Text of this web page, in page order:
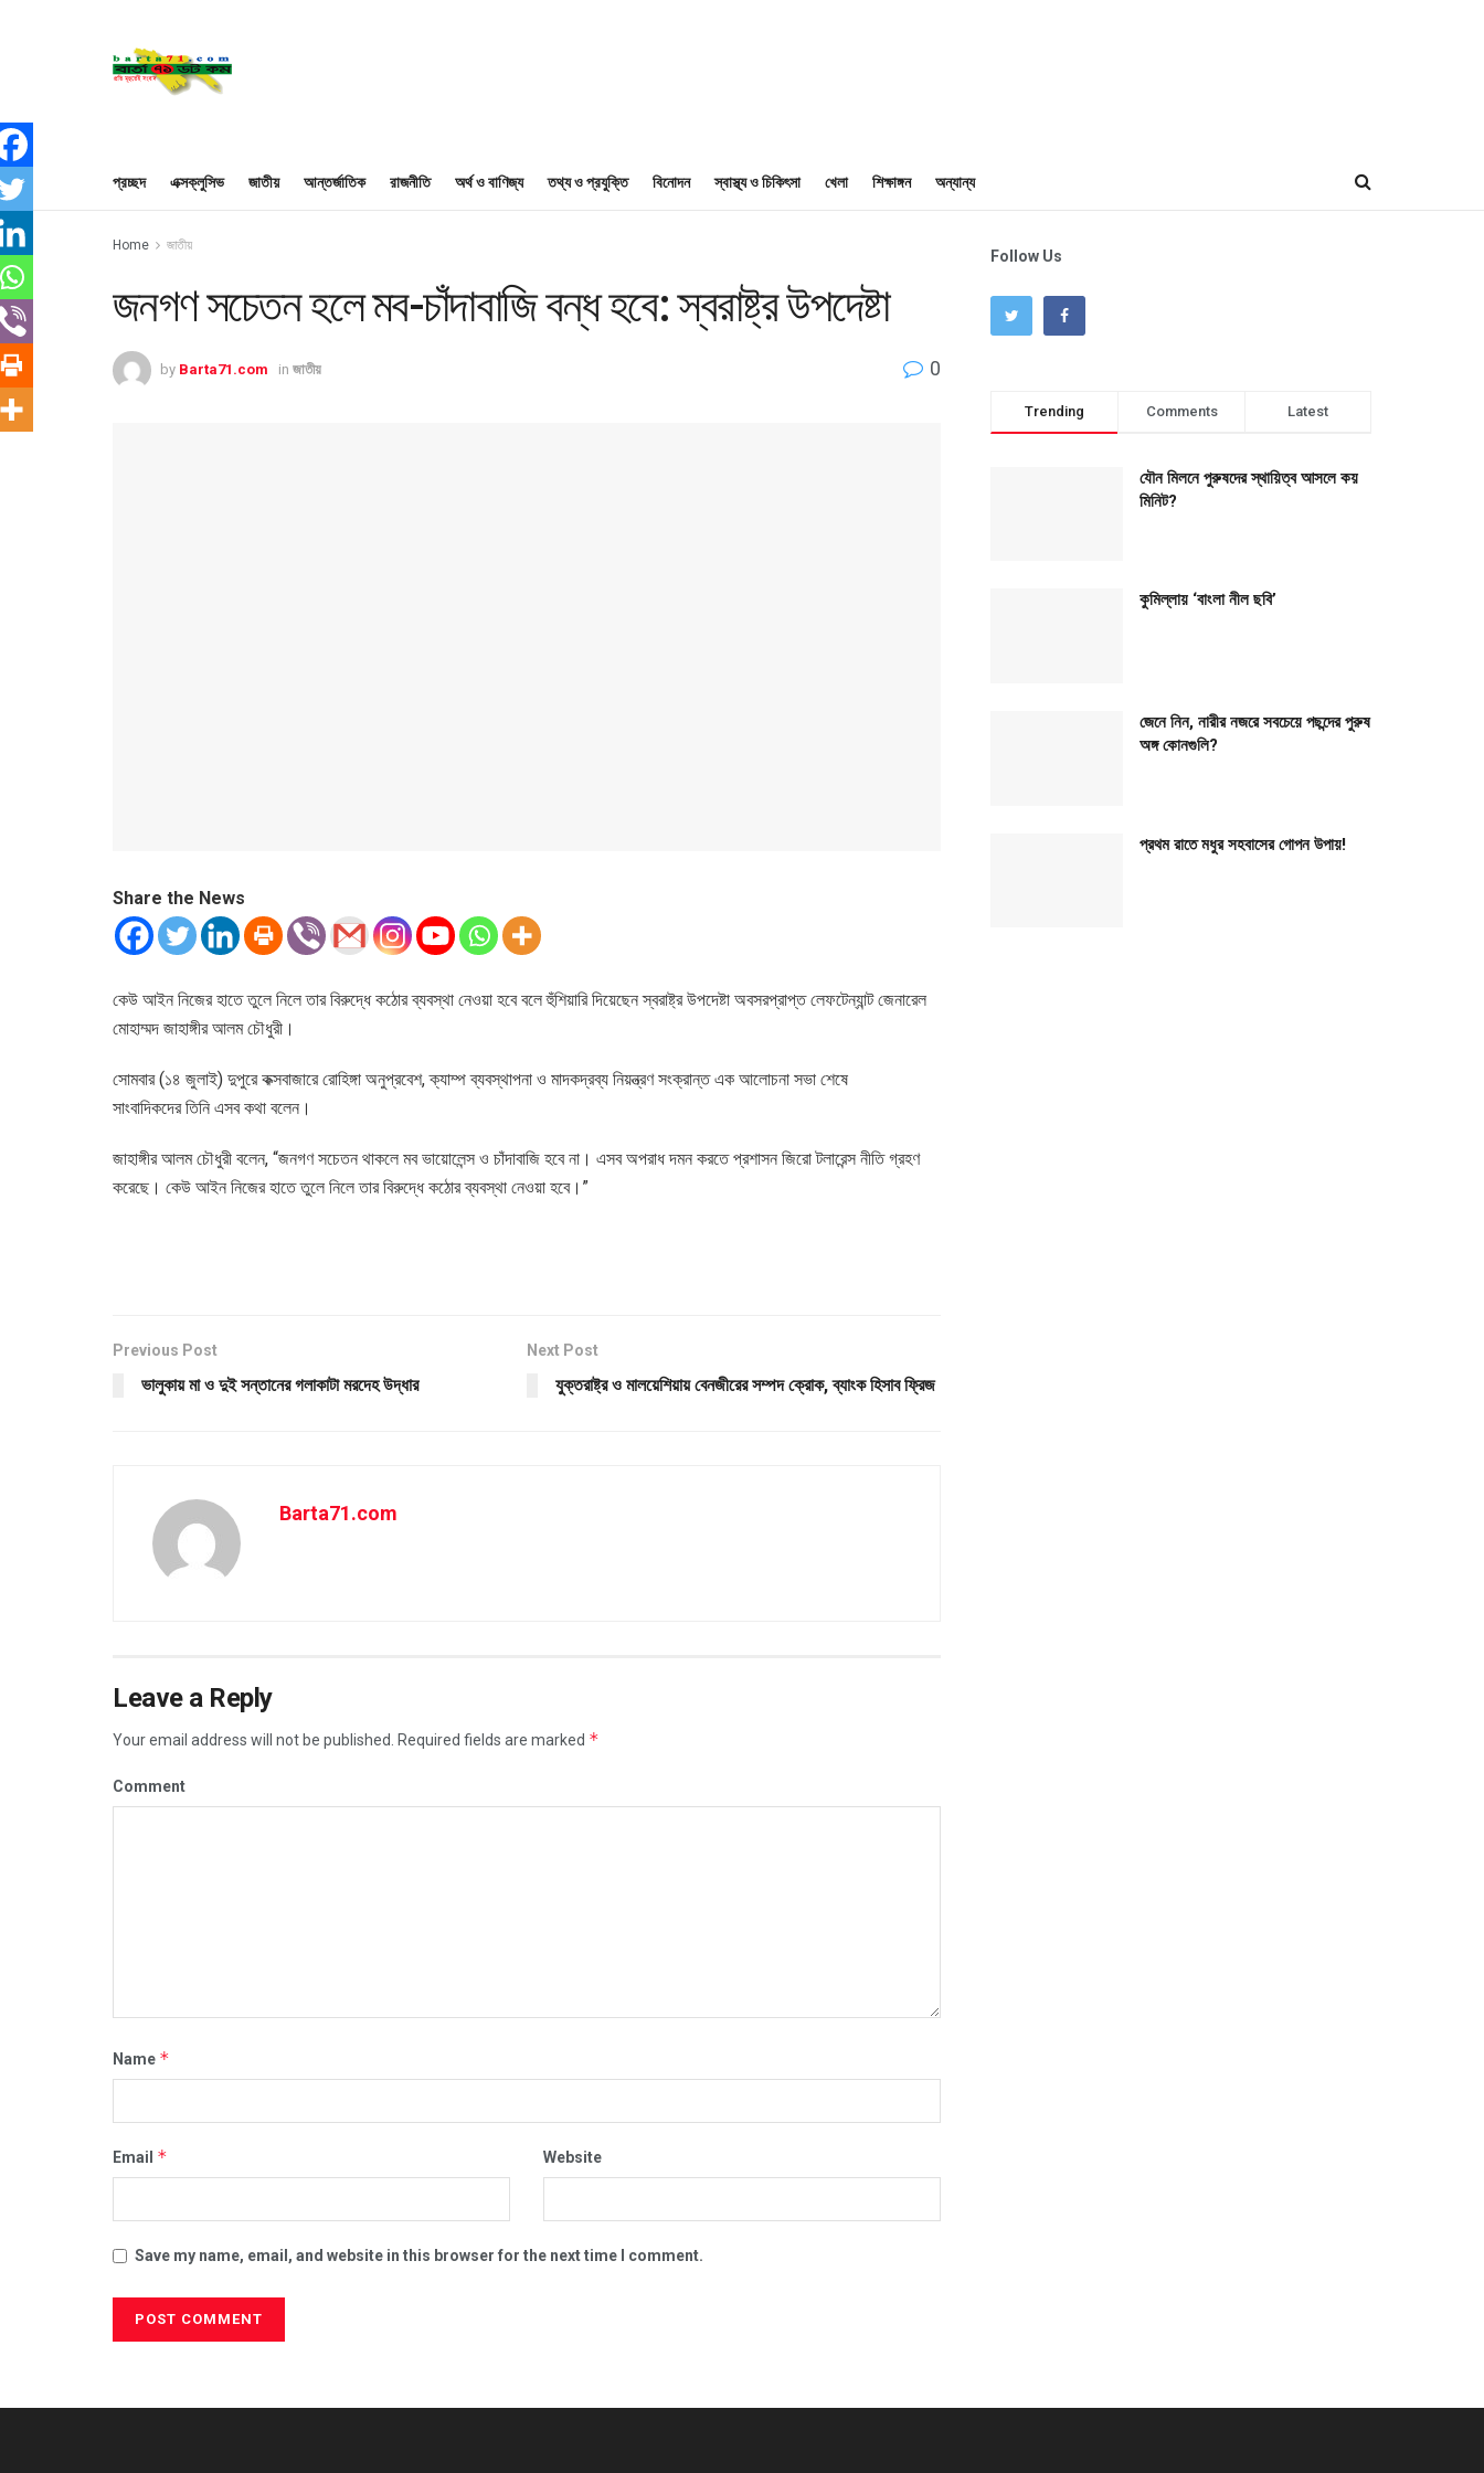
প্রচ্ছদ এক্সক্লুসিভ জাতীয় আন্তর্জাতিক রাজনীতি অর্থ ও বাণিজ্য তথ্য ও প্রযুক্তি বিনোদন স্বাস্থ্য ও চিকিৎসা খেলা শিক্ষাঙ্গন অন্যান্য
Home জাতীয়
জনগণ সচেতন হলে মব-চাঁদাবাজি বন্ধ হবে: স্বরাষ্ট্র উপদেষ্টা
by Barta71.com in জাতীয় 0
Share the News
কেউ আইন নিজের হাতে তুলে নিলে তার বিরুদ্ধে কঠোর ব্যবস্থা নেওয়া হবে বলে হুঁশিয়ারি দিয়েছেন স্বরাষ্ট্র উপদেষ্টা অবসরপ্রাপ্ত লেফটেন্যান্ট জেনারেল
মোহাম্মদ জাহাঙ্গীর আলম চৌধুরী।
সোমবার (১৪ জুলাই) দুপুরে কক্সবাজারে রোহিঙ্গা অনুপ্রবেশ, ক্যাম্প ব্যবস্থাপনা ও মাদকদ্রব্য নিয়ন্ত্রণ সংক্রান্ত এক আলোচনা সভা শেষে
সাংবাদিকদের তিনি এসব কথা বলেন।
জাহাঙ্গীর আলম চৌধুরী বলেন, “জনগণ সচেতন থাকলে মব ভায়োলেন্স ও চাঁদাবাজি হবে না। এসব অপরাধ দমন করতে প্রশাসন জিরো টলারেন্স নীতি গ্রহণ
করেছে। কেউ আইন নিজের হাতে তুলে নিলে তার বিরুদ্ধে কঠোর ব্যবস্থা নেওয়া হবে।”
Previous Post
ভালুকায় মা ও দুই সন্তানের গলাকাটা মরদেহ উদ্ধার
Next Post
যুক্তরাষ্ট্র ও মালয়েশিয়ায় বেনজীরের সম্পদ ক্রোক, ব্যাংক হিসাব ফ্রিজ
Barta71.com
Leave a Reply
Your email address will not be published. Required fields are marked *
Comment
Name *
Email * Website
Save my name, email, and website in this browser for the next time I comment.
Follow Us
Trending Comments Latest
যৌন মিলনে পুরুষদের স্থায়িত্ব আসলে কয়
মিনিট?
কুমিল্লায় ‘বাংলা নীল ছবি’
জেনে নিন, নারীর নজরে সবচেয়ে পছন্দের পুরুষ
অঙ্গ কোনগুলি?
প্রথম রাতে মধুর সহবাসের গোপন উপায়!